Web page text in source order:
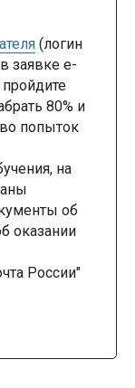
(логин
заявке e-
80% и
попыток
на
об
оказании
России"